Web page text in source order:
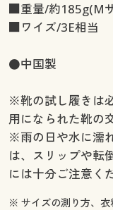
■重量/約185g(M
■ワイズ/3E相当
●中国製
※靴の試し履きは
用になられた靴の
※雨の日や水に濡
は、スリップや転
には十分ご注意く
※ サイズの測り方、衣